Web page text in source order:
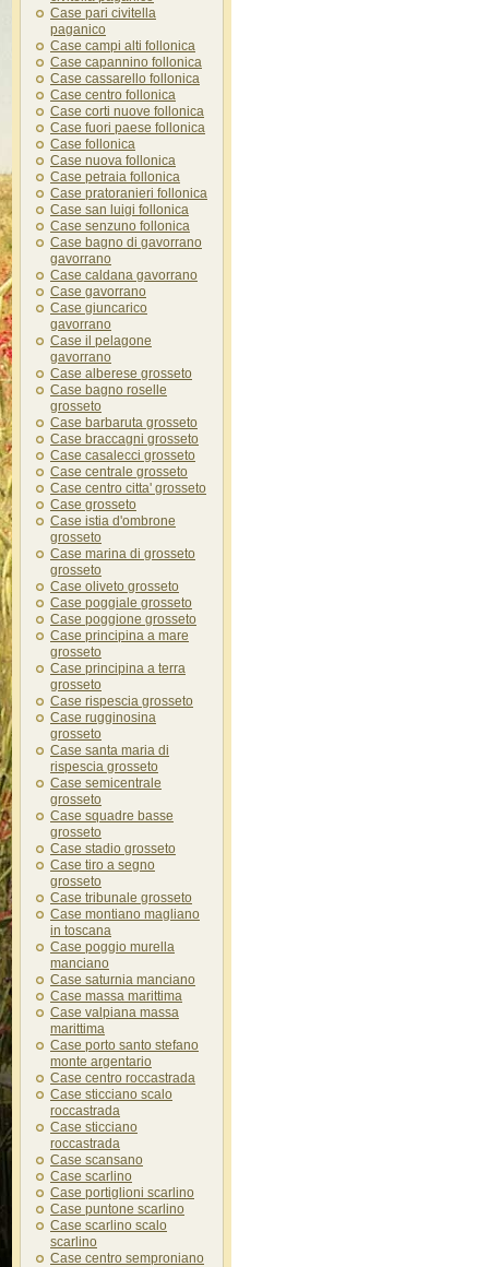
Case pari civitella
paganico
Case campi alti follonica
Case capannino follonica
Case cassarello follonica
Case centro follonica
Case corti nuove follonica
Case fuori paese follonica
Case follonica
Case nuova follonica
Case petraia follonica
Case pratoranieri follonica
Case san luigi follonica
Case senzuno follonica
Case bagno di gavorrano
gavorrano
Case caldana gavorrano
Case gavorrano
Case giuncarico
gavorrano
Case il pelagone
gavorrano
Case alberese grosseto
Case bagno roselle
grosseto
Case barbaruta grosseto
Case braccagni grosseto
Case casalecci grosseto
Case centrale grosseto
Case centro citta' grosseto
Case grosseto
Case istia d'ombrone
grosseto
Case marina di grosseto
grosseto
Case oliveto grosseto
Case poggiale grosseto
Case poggione grosseto
Case principina a mare
grosseto
Case principina a terra
grosseto
Case rispescia grosseto
Case rugginosina
grosseto
Case santa maria di
rispescia grosseto
Case semicentrale
grosseto
Case squadre basse
grosseto
Case stadio grosseto
Case tiro a segno
grosseto
Case tribunale grosseto
Case montiano magliano
in toscana
Case poggio murella
manciano
Case saturnia manciano
Case massa marittima
Case valpiana massa
marittima
Case porto santo stefano
monte argentario
Case centro roccastrada
Case sticciano scalo
roccastrada
Case sticciano
roccastrada
Case scansano
Case scarlino
Case portiglioni scarlino
Case puntone scarlino
Case scarlino scalo
scarlino
Case centro semproniano